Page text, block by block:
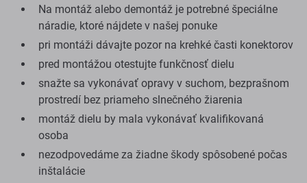
Na montáž alebo demontáž je potrebné špeciálne
náradie, ktoré nájdete v našej ponuke
pri montáži dávajte pozor na krehké časti konektorov
pred montážou otestujte funkčnosť dielu
snažte sa vykonávať opravy v suchom, bezprašnom
prostredí bez priameho slnečného žiarenia
montáž dielu by mala vykonávať kvalifikovaná
osoba
nezodpovedáme za žiadne škody spôsobené počas
inštalácie